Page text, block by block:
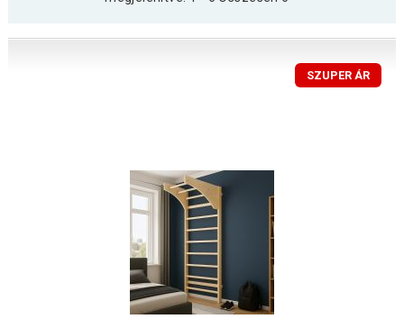
SZUPER ÁR